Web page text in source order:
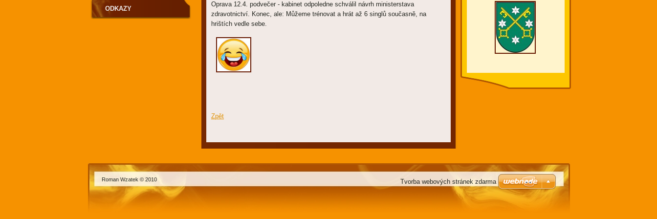
Oprava 12.4. podvečer - kabinet odpoledne schválil návrh ministerstava
zdravotnictví. Konec, ale: Můžeme trénovat a hrát až 6 singlů současně, na
hrištích vedle sebe.
Zpět
ODKAZY
Roman Wzatek © 2010 Tvorba webových stránek zdarma